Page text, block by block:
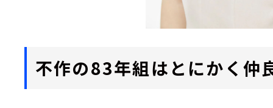
不作の83年組はとにかく仲